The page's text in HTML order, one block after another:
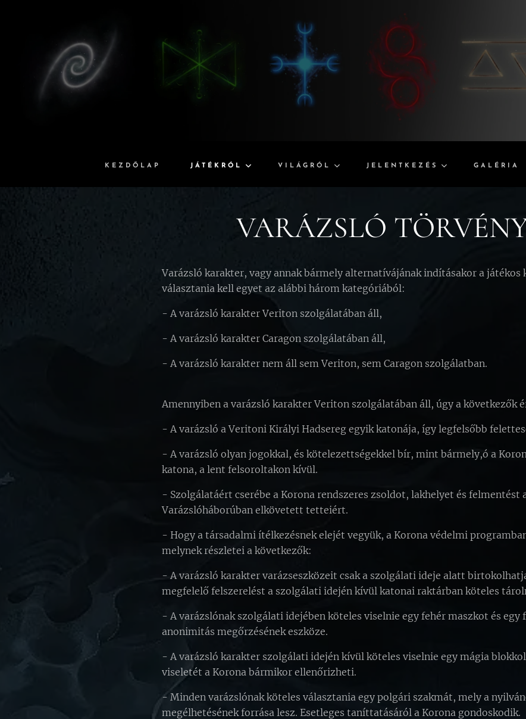
KEZDŐLAP JÁTÉKRÓL VILÁGRÓL JELENTKEZÉS GALÉRIA
VARÁZSLÓ
Varázsló karakter, vagy annak bármely alternatívájának indításakor a játékos
választania kell egyet az alábbi három kategóriából:
- A varázsló karakter Veriton szolgálatában áll,
- A varázsló karakter Caragon szolgálatában áll,
- A varázsló karakter nem áll sem Veriton, sem Caragon szolgálatban.
Amennyiben a varázsló karakter Veriton szolgálatában áll, úgy a következők
- A varázsló a Veritoni Királyi Hadsereg egyik katonája, így legfelsőbb
- A varázsló olyan jogokkal, és kötelezettségekkel bír, mint bármely,ó a
katona, a lent felsoroltakon kívül.
- Szolgálatáért cserébe a Korona rendszeres zsoldot, lakhelyet és felmentést
Varázslóháborúban elkövetett tetteiért.
- Hogy a társadalmi ítélkezésnek elejét vegyük, a Korona védelmi
melynek részletei a következők:
- A varázsló karakter varázseszközeit csak a szolgálati ideje alatt
megfelelő felszerelést a szolgálati idején kívül katonai raktárban köteles
- A varázslónak szolgálati idejében köteles viselnie egy fehér maszkot és egy
anonimitás megőrzésének eszköze.
- A varázsló karakter szolgálati idején kívül köteles viselnie egy mágia
viseletét a Korona bármikor ellenőrizheti.
- Minden varázslónak köteles választania egy polgári szakmát, mely a
megélhetésének forrása lesz. Esetleges taníttatásáról a Korona gondoskodik.